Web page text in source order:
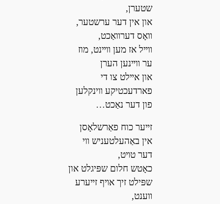
שטערן,
און אין דער ערשטער,
װאָס דערװאַכט,
װײל אז מען װײנט, מוז
ער װײנען הערן
און אײלט צו די
פארדעכטיקע װינקלען
פון דער נאַכט…
זײער כוח פאַרשלאָסן
אין באַהעלטעניש װי
דער טױט,
כאָטש חלום שפּיגלט און
שפּילט זיך אױף זײערע
װענט,